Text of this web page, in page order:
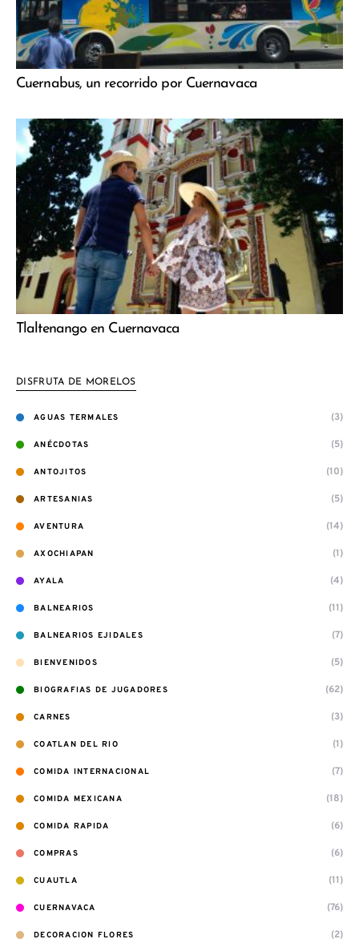
Cuernabus, un recorrido por Cuernavaca
Tlaltenango en Cuernavaca
DISFRUTA DE MORELOS
AGUAS TERMALES (3)
ANÉCDOTAS (5)
ANTOJITOS (10)
ARTESANIAS (5)
AVENTURA (14)
AXOCHIAPAN (1)
AYALA (4)
BALNEARIOS (11)
BALNEARIOS EJIDALES (7)
BIENVENIDOS (5)
BIOGRAFIAS DE JUGADORES (62)
CARNES (3)
COATLAN DEL RIO (1)
COMIDA INTERNACIONAL (7)
COMIDA MEXICANA (18)
COMIDA RAPIDA (6)
COMPRAS (6)
CUAUTLA (11)
CUERNAVACA (76)
DECORACION FLORES (2)